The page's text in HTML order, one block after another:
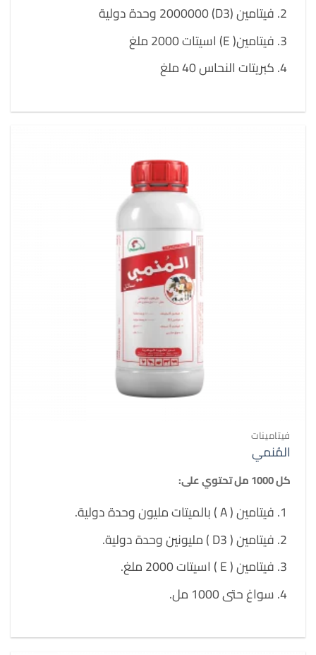
فيتامين (D3) 2000000 وحدة دولية
فيتامين( E) اسيتات 2000 ملغ
كبريتات النحاس 40 ملغ
فيتامينات
المُنمي
كل 1000 مل تحتوي على:
فيتامين ( A ) بالميتات مليون وحدة دولية.
فيتامين ( D3 ) مليونين وحدة دولية.
فيتامين ( E ) اسيتات 2000 ملغ.
سواغ حتى 1000 مل.